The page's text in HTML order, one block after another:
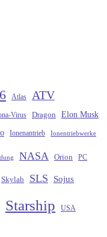
Atlas ATV
Virus Dragon Elon Musk
Ionenantrieb Ionentriebwerke
NASA Orion PC
Skylab SLS Sojus
Starship USA